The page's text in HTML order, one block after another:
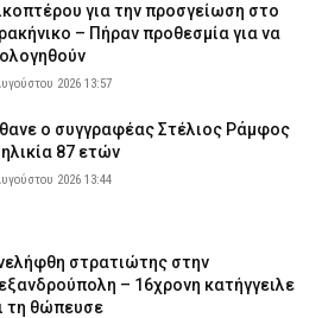
για την προσγείωση στο
– Πήραν προθεσμία για να
2026 13:57
ο συγγραφέας Στέλιος Ράμφος
87 ετών
2026 13:44
στρατιώτης στην
– 16χρονη κατήγγειλε
τη θώπευσε